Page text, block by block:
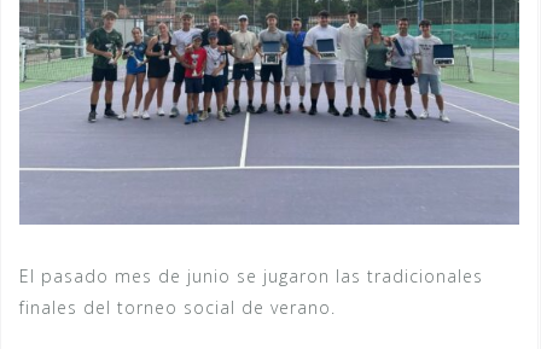
El pasado mes de junio se jugaron las tradicionales
finales del torneo social de verano.